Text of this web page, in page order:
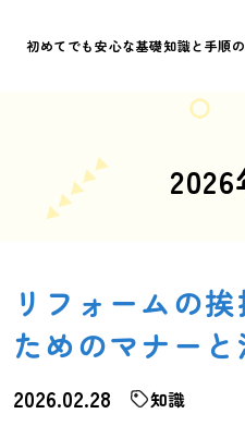
初めてでも安心な基礎知識と手順
2026
リフォームの
ためのマナーと
2026.02.28 知識